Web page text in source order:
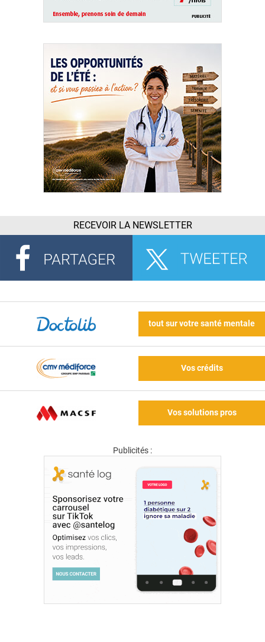
RECEVOIR LA NEWSLETTER
tout sur votre santé mentale
Vos crédits
Vos solutions pros
Publicités :